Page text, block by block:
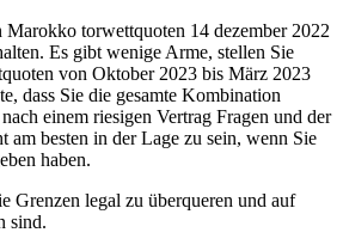
Marokko torwettquoten 14 dezember 2022
Es gibt wenige Arme, stellen Sie
von Oktober 2023 bis März 2023
dass Sie die gesamte Kombination
einem riesigen Vertrag Fragen und der
am besten in der Lage zu sein, wenn Sie
haben.
Grenzen legal zu überqueren und auf
sind.